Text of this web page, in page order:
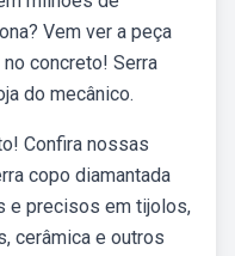
Vem ver a peça
concreto! Serra
do mecânico.
Confira nossas
copo diamantada
e precisos em tijolos,
cerâmica e outros